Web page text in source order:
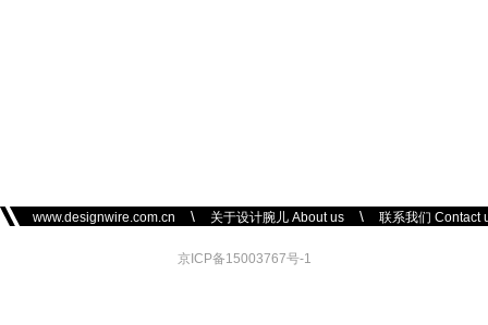
www.designwire.com.cn \ 关于设计腕儿 About us \ 联系我们 Contact
京ICP备15003767号-1